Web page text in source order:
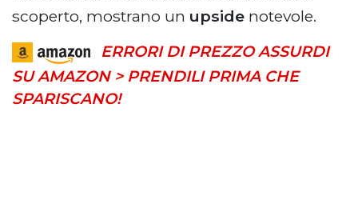
scoperto, mostrano un upside notevole.
ERRORI DI PREZZO ASSURDI
SU AMAZON > PRENDILI PRIMA CHE
SPARISCANO!